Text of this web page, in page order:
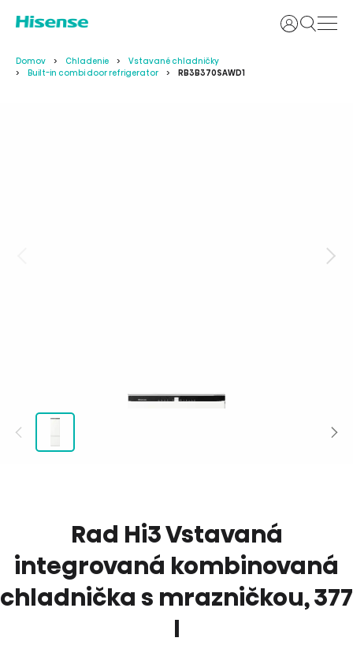
Prihlásiť sa
Domov Chladenie
Vstavané chladničky
Built-in combi door refrigerator
RB3B370SAWD1
Rad Hi3 Vstavaná
integrovaná kombinovaná
chladnička s mrazničkou, 377
l